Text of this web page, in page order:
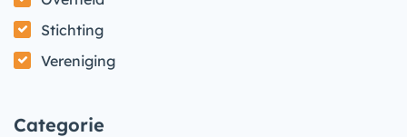
Stichting
Vereniging
Categorie